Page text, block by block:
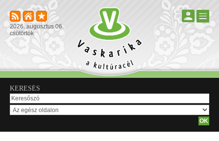
2026. augusztus 06.
csütörtök
KERESÉS